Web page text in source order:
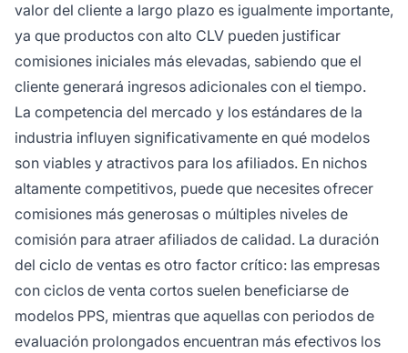
valor del cliente a largo plazo es igualmente importante,
ya que productos con alto CLV pueden justificar
comisiones iniciales más elevadas, sabiendo que el
cliente generará ingresos adicionales con el tiempo.
La competencia del mercado y los estándares de la
industria influyen significativamente en qué modelos
son viables y atractivos para los afiliados. En nichos
altamente competitivos, puede que necesites ofrecer
comisiones más generosas o múltiples niveles de
comisión para atraer afiliados de calidad. La duración
del ciclo de ventas es otro factor crítico: las empresas
con ciclos de venta cortos suelen beneficiarse de
modelos PPS, mientras que aquellas con periodos de
evaluación prolongados encuentran más efectivos los